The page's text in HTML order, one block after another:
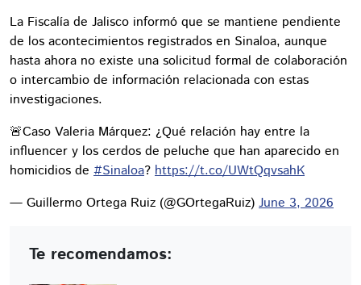
La Fiscalía de Jalisco informó que se mantiene pendiente
de los acontecimientos registrados en Sinaloa, aunque
hasta ahora no existe una solicitud formal de colaboración
o intercambio de información relacionada con estas
investigaciones.
🚨Caso Valeria Márquez: ¿Qué relación hay entre la
influencer y los cerdos de peluche que han aparecido en
homicidios de #Sinaloa? https://t.co/UWtQqvsahK
— Guillermo Ortega Ruiz (@GOrtegaRuiz) June 3, 2026
Te recomendamos: